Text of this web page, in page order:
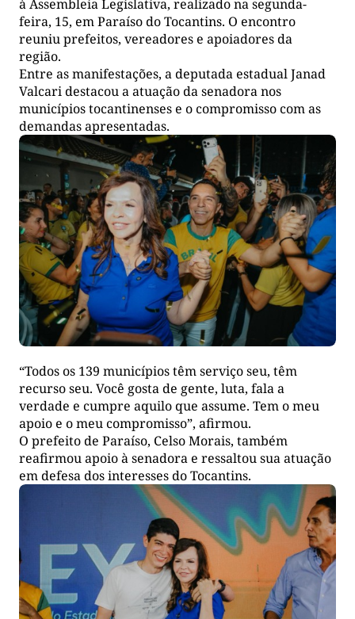
à Assembleia Legislativa, realizado na segunda-
feira, 15, em Paraíso do Tocantins. O encontro
reuniu prefeitos, vereadores e apoiadores da
região.
Entre as manifestações, a deputada estadual Janad
Valcari destacou a atuação da senadora nos
municípios tocantinenses e o compromisso com as
demandas apresentadas.
“Todos os 139 municípios têm serviço seu, têm
recurso seu. Você gosta de gente, luta, fala a
verdade e cumpre aquilo que assume. Tem o meu
apoio e o meu compromisso”, afirmou.
O prefeito de Paraíso, Celso Morais, também
reafirmou apoio à senadora e ressaltou sua atuação
em defesa dos interesses do Tocantins.